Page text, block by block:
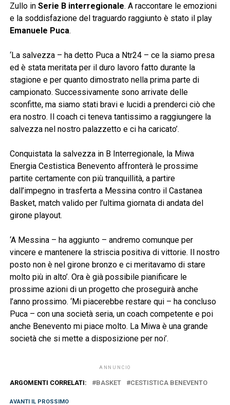
Zullo in Serie B interregionale. A raccontare le emozioni
e la soddisfazione del traguardo raggiunto è stato il play
Emanuele Puca.
‘La salvezza – ha detto Puca a Ntr24 – ce la siamo presa
ed è stata meritata per il duro lavoro fatto durante la
stagione e per quanto dimostrato nella prima parte di
campionato. Successivamente sono arrivate delle
sconfitte, ma siamo stati bravi e lucidi a prenderci ciò che
era nostro. Il coach ci teneva tantissimo a raggiungere la
salvezza nel nostro palazzetto e ci ha caricato’.
Conquistata la salvezza in B Interregionale, la Miwa
Energia Cestistica Benevento affronterà le prossime
partite certamente con più tranquillità, a partire
dall’impegno in trasferta a Messina contro il Castanea
Basket, match valido per l’ultima giornata di andata del
girone playout.
‘A Messina – ha aggiunto – andremo comunque per
vincere e mantenere la striscia positiva di vittorie. Il nostro
posto non è nel girone bronzo e ci meritavamo di stare
molto più in alto’. Ora è già possibile pianificare le
prossime azioni di un progetto che proseguirà anche
l’anno prossimo. ‘Mi piacerebbe restare qui – ha concluso
Puca – con una società seria, un coach competente e poi
anche Benevento mi piace molto. La Miwa è una grande
società che si mette a disposizione per noi’.
ANNUNCIO
ARGOMENTI CORRELATI: BASKET CESTISTICA BENEVENTO
AVANTI IL ​​PROSSIMO